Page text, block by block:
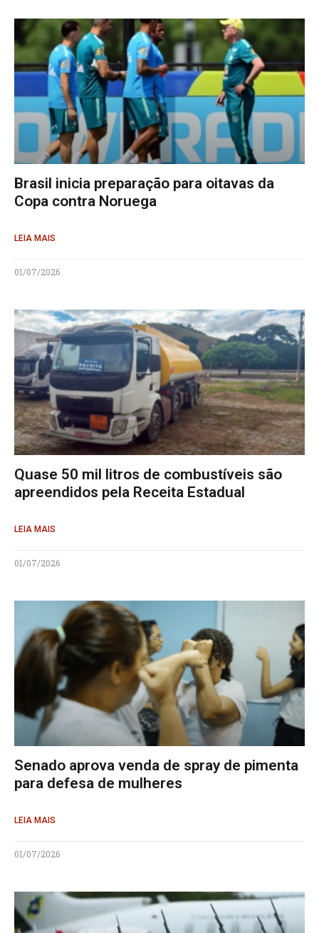
Brasil inicia preparação para oitavas da
Copa contra Noruega
LEIA MAIS
01/07/2026
Quase 50 mil litros de combustíveis são
apreendidos pela Receita Estadual
LEIA MAIS
01/07/2026
Senado aprova venda de spray de pimenta
para defesa de mulheres
LEIA MAIS
01/07/2026